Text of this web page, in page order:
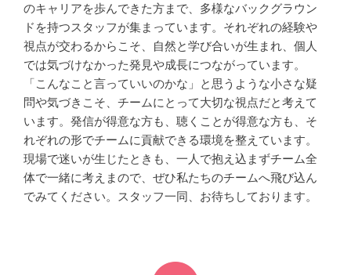
のキャリアを歩んできた方まで、多様なバックグラウン
ドを持つスタッフが集まっています。それぞれの経験や
視点が交わるからこそ、自然と学び合いが生まれ、個人
では気づけなかった発見や成長につながっています。
「こんなこと言っていいのかな」と思うような小さな疑
問や気づきこそ、チームにとって大切な視点だと考えて
います。発信が得意な方も、聴くことが得意な方も、そ
れぞれの形でチームに貢献できる環境を整えています。
現場で迷いが生じたときも、一人で抱え込まずチーム全
体で一緒に考えまので、ぜひ私たちのチームへ飛び込ん
でみてください。スタッフ一同、お待ちしております。